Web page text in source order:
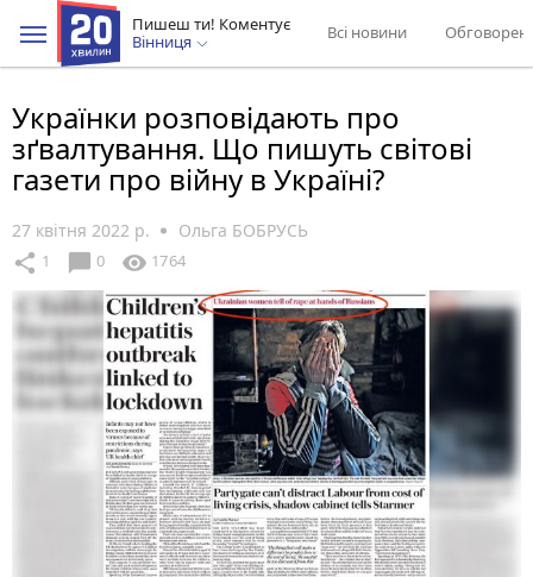
Пишеш ти! Коментує
Вінниця
Всі новини
Українки розповідають про
зґвалтування. Що пишуть світові
газети про війну в Україні?
27 квітня 2022 р. Ольга БОБРУСЬ
share 1 chat_bubble 0 visibility 1764